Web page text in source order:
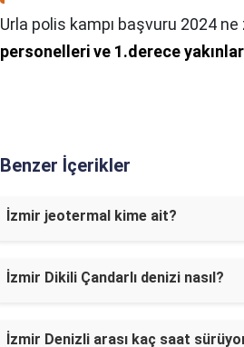
Urla polis kampı başvuru 2024 ne
personelleri ve 1.derece
Benzer İçerikler
İzmir jeotermal kime ait?
İzmir Dikili Çandarlı denizi nasıl?
İzmir Denizli arası kaç saat